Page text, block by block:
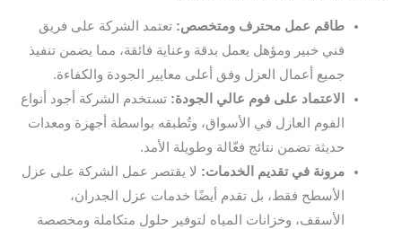
طاقم عمل محترف ومتخصص: تعتمد الشركة على فريق
فني خبير ومؤهل يعمل بدقة وعناية فائقة، مما يضمن تنفيذ
جميع أعمال العزل وفق أعلى معايير الجودة والكفاءة.
الاعتماد على فوم عالي الجودة: تستخدم الشركة أجود أنواع
الفوم العازل في الأسواق، وتُطبقه بواسطة أجهزة ومعدات
حديثة تضمن نتائج فعّالة وطويلة الأمد.
مرونة في تقديم الخدمات: لا يقتصر عمل الشركة على عزل
الأسطح فقط، بل تقدم أيضًا خدمات عزل الجدران،
الأسقف، وخزانات المياه لتوفير حلول متكاملة ومخصصة